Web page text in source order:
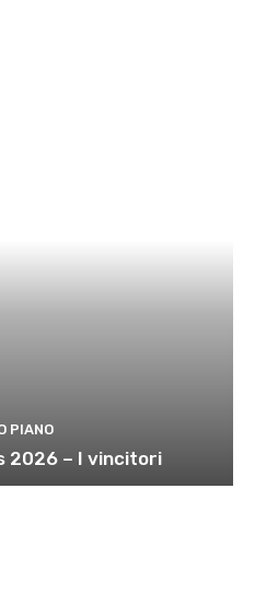
PIANO
2026 – I vincitori